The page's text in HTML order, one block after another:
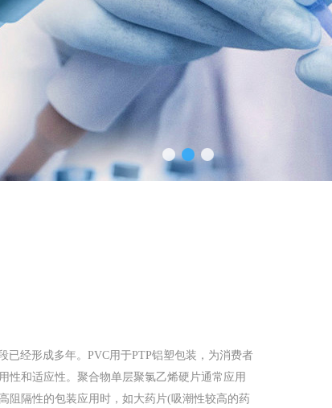
经形成多年。PVC用于PTP铝塑包装，为消费者
性和适应性。聚合物单层聚氯乙烯硬片通常应用
阻隔性的包装应用时，如大药片(吸潮性较高的药